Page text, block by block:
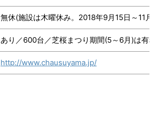
無休(施設は木曜休み。2018年9月15日～11月
あり／600台／芝桜まつり期間(5～6月)は有
http://www.chausuyama.jp/